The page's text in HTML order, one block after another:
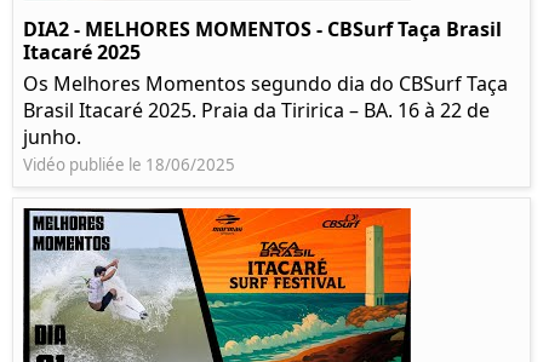
DIA2 - MELHORES MOMENTOS - CBSurf Taça Brasil
Itacaré 2025
Os Melhores Momentos segundo dia do CBSurf Taça
Brasil Itacaré 2025. Praia da Tiririca – BA. 16 à 22 de
junho.
Vidéo publiée le 18/06/2025